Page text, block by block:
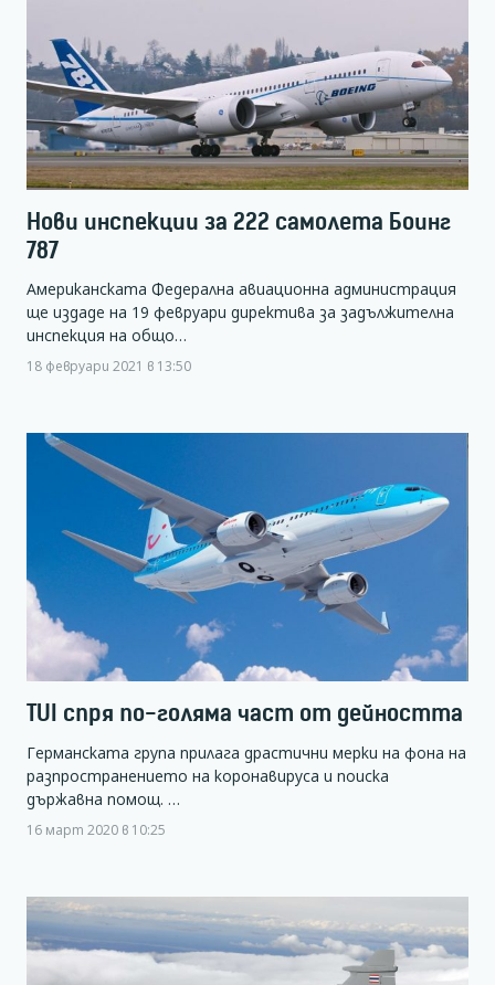
Нови инспекции за 222 самолета Боинг
787
Американската Федерална авиационна администрация
ще издаде на 19 февруари директива за задължителна
инспекция на общо…
18 февруари 2021 в 13:50
TUI спря по-голяма част от дейността
Германската група прилага драстични мерки на фона на
разпространението на коронавируса и поиска
държавна помощ. …
16 март 2020 в 10:25